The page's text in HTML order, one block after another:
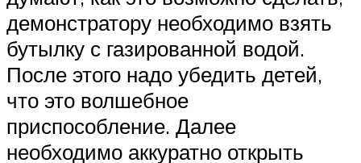
демонстратору необходимо взять
бутылку с газированной водой.
После этого надо убедить детей,
что это волшебное
приспособление. Далее
необходимо аккуратно открыть